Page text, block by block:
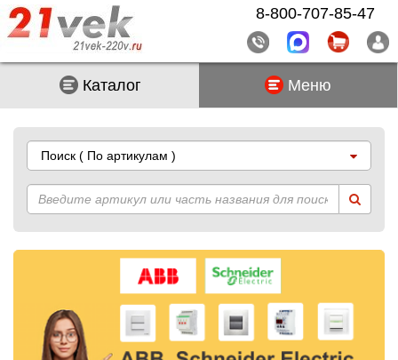
Каталог Меню
Поиск ( По артикулам )
8-800-707-85-47